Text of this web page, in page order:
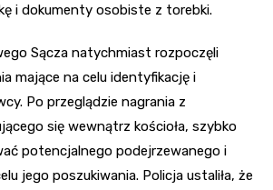
i dokumenty osobiste z torebki.
Sącza natychmiast rozpoczęli
mające na celu identyfikację i
Po przeglądzie nagrania z
się wewnątrz kościoła, szybko
potencjalnego podejrzewanego i
jego poszukiwania. Policja ustaliła, że